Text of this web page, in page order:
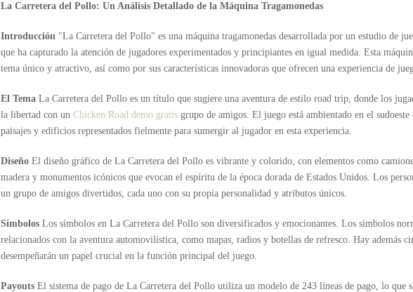
La Carretera del Pollo: Un Análisis Detallado de la Máquina Tragamonedas
Introducción "La Carretera del Pollo" es una máquina tragamonedas desarrollada por un estudio de
que ha capturado la atención de jugadores experimentados y principiantes en igual medida. Esta
tema único y atractivo, así como por sus características innovadoras que ofrecen una experiencia de
El Tema La Carretera del Pollo es un título que sugiere una aventura de estilo road trip, donde los
la libertad con un Chicken Road demo gratis grupo de amigos. El juego está ambientado en el
paisajes y edificios representados fielmente para sumergir al jugador en esta experiencia.
Diseño El diseño gráfico de La Carretera del Pollo es vibrante y colorido, con elementos como
madera y monumentos icónicos que evocan el espíritu de la época dorada de Estados Unidos. Los
un grupo de amigos divertidos, cada uno con su propia personalidad y atributos únicos.
Símbolos Los símbolos en La Carretera del Pollo son diversificados y emocionantes. Los simbolos
relacionados con la aventura automovilística, como mapas, radios y botellas de refresco. Hay además
desempeñarán un papel crucial en la función principal del juego.
Payouts El sistema de pago de La Carretera del Pollo utiliza un modelo de 243 líneas de pago, lo que